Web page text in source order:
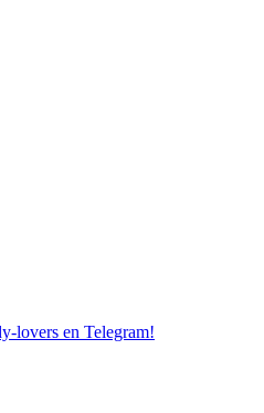
lovers en Telegram!